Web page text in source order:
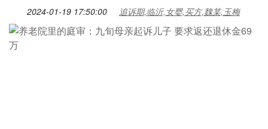
2024-01-19 17:50:00 追诉期,临沂,女婴,买方,魏某,玉梅